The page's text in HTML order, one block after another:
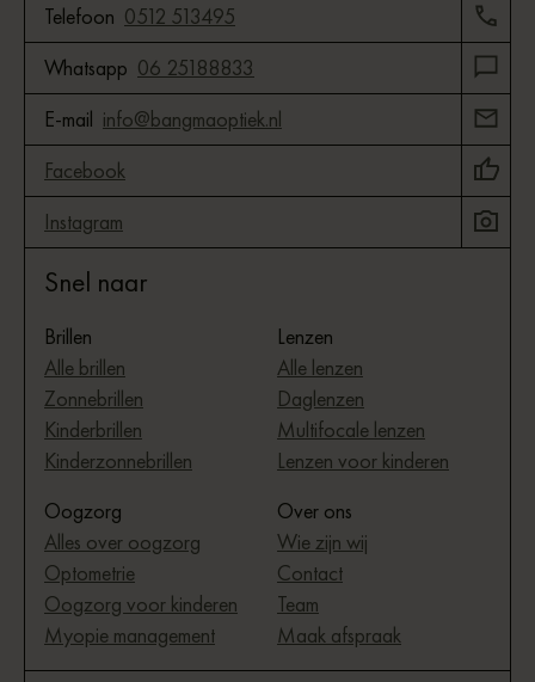
Telefoon 0512 513495
Whatsapp 06 25188833
E-mail info@bangmaoptiek.nl
Facebook
Instagram
Snel naar
Brillen
Alle brillen
Zonnebrillen
Kinderbrillen
Kinderzonnebrillen
Lenzen
Alle lenzen
Daglenzen
Multifocale lenzen
Lenzen voor kinderen
Oogzorg
Alles over oogzorg
Optometrie
Oogzorg voor kinderen
Myopie management
Over ons
Wie zijn wij
Contact
Team
Maak afspraak